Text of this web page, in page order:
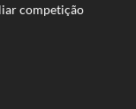
competição